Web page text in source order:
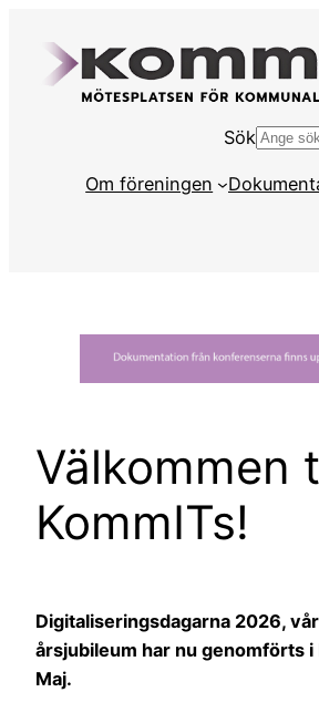
innehåll
SökS
k
Om föreningen
Välkommen
KommITs!
Digitaliseringsdagarna 2026,
årsjubileum har nu genomförts
Maj.